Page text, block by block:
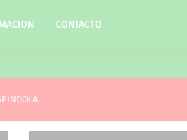
CONTACTO